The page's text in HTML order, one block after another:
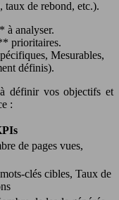
taux de rebond, etc.).
à analyser.
prioritaires.
Mesurables,
définis).
définir vos objectifs et
:
de pages vues,
clés cibles, Taux de